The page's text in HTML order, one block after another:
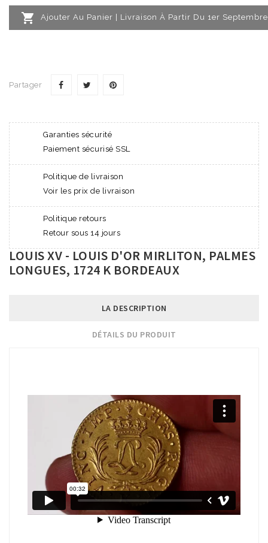
 Ajouter Au Panier | Livraison À Partir Du 1er Septembre
Partager
Garanties sécurité
Paiement sécurisé SSL
Politique de livraison
Voir les prix de livraison
Politique retours
Retour sous 14 jours
LOUIS XV - LOUIS D'OR MIRLITON, PALMES
LONGUES, 1724 K BORDEAUX
LA DESCRIPTION
DÉTAILS DU PRODUIT